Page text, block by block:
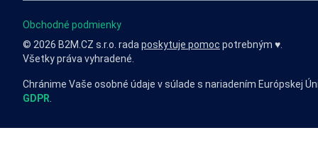
Obchodné podmienky
© 2026 B2M.CZ s.r.o. rada poskytuje pomoc potrebným ♥️.
Všetky práva vyhradené.
Chránime Vaše osobné údaje v súlade s nariadením Európskej
GDPR